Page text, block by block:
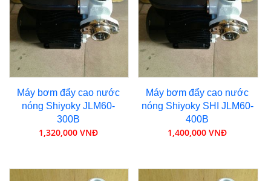
Máy bơm đẩy cao nước
nóng Shiyoky JLM60-
300B
1,320,000 VNĐ
Máy bơm đẩy cao nước
nóng Shiyoky SHI JLM60-
400B
1,400,000 VNĐ